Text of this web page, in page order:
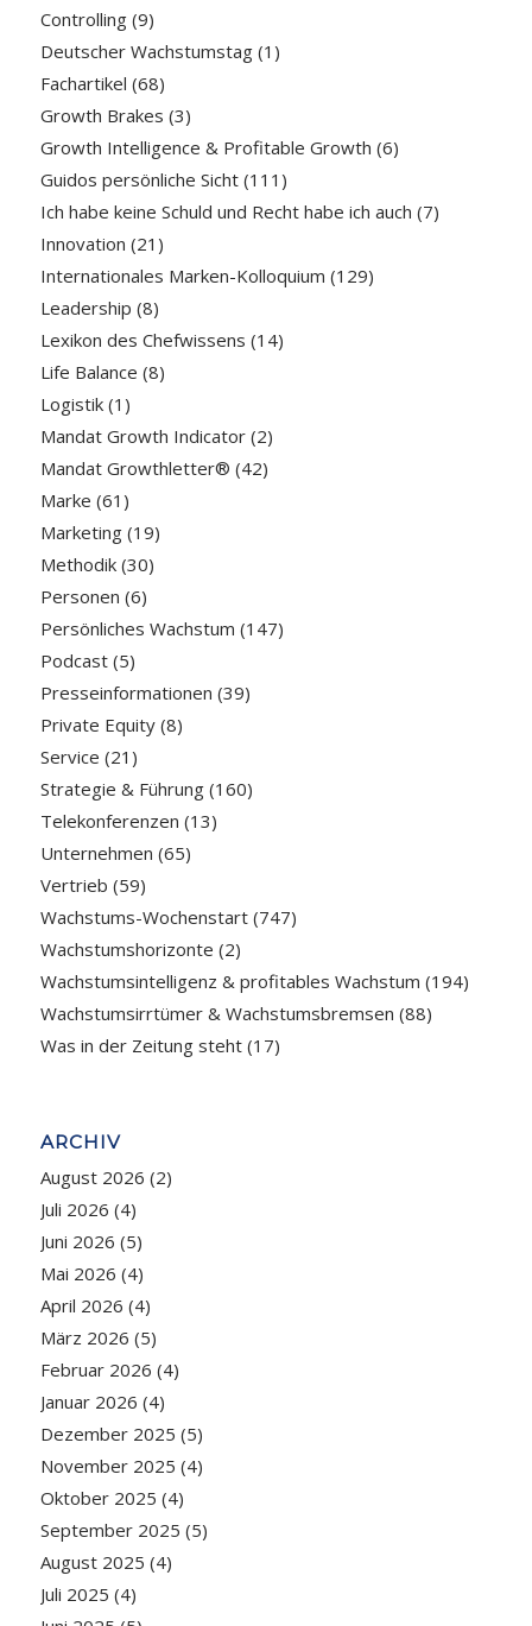
Controlling(9)
Deutscher Wachstumstag(1)
Fachartikel (68)
Growth Brakes (3)
Growth Intelligence & Profitable Growth (6)
Guidos persönliche Sicht(111)
Ich habe keine Schuld und Recht habe ich auch (7)
Innovation (21)
Internationales Marken-Kolloquium (129)
Leadership (8)
Lexikon des Chefwissens (14)
Life Balance (8)
Logistik(1)
Mandat Growth Indicator(2)
Mandat Growthletter® (42)
Marke (61)
Marketing(19)
Methodik(30)
Personen (6)
Persönliches Wachstum (147)
Podcast(5)
Presseinformationen (39)
Private Equity(8)
Service (21)
Strategie & Führung(160)
Telekonferenzen (13)
Unternehmen (65)
Vertrieb (59)
Wachstums-Wochenstart(747)
Wachstumshorizonte (2)
Wachstumsintelligenz & profitables Wachstum (194)
Wachstumsirrtümer & Wachstumsbremsen (88)
Was in der Zeitung steht(17)
ARCHIV
August 2026 (2)
Juli 2026 (4)
Juni 2026 (5)
Mai 2026 (4)
April 2026 (4)
März 2026 (5)
Februar 2026 (4)
Januar 2026 (4)
Dezember 2025 (5)
November 2025 (4)
Oktober 2025 (4)
September 2025 (5)
August 2025 (4)
Juli 2025 (4)